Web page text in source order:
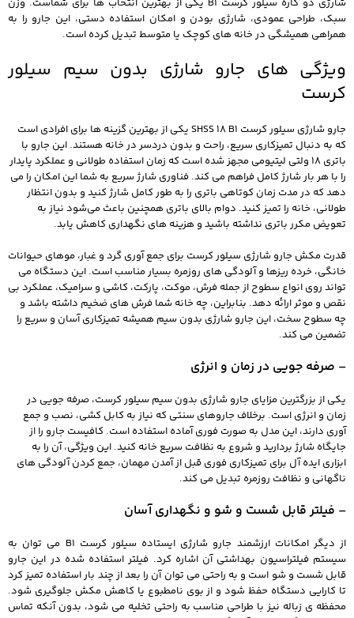
سبک، طراحی عمودی، شارژی بودن و امکان استفاده دستی، این جارو را به
همراهی همیشگی در خانه‌ های کوچک یا متوسط تبدیل کرده است.
ویژگی های جارو شارژی بدون سیم سیلور
کرست
جارو شارژی سیلور کرست SHSS 18 B1 یکی از بهترین گزینه‌ ها برای افرادی است
که به دنبال تمیزکاری سریع، راحت و بدون دردسر در خانه هستند. این جارو با
باتری 18 ولتی لیتیومی مجهز شده است که زمان استفاده طولانی و عملکرد پایدار
را با هر بار شارژ کامل فراهم می‌ کند. فناوری شارژ سریع به شما این امکان را می‌
دهد که در مدت زمان کوتاهی باتری را به طور کامل شارژ کنید و بدون انتظار
طولانی، خانه را تمیز کنید. دوام بالای باتری همچنین باعث می‌شود نیاز به
تعویض مکرر باتری نداشته باشید و هزینه‌ های نگهداری کاهش یابد.
قدرت مکش جارو شارژی سیلور کرست برای جمع‌ آوری گرد و غبار، موهای حیوانات
خانگی، خرده‌ ریزها و آلودگی‌ های روزمره بسیار مناسب است. این دستگاه می‌
تواند روی انواع سطوح از جمله فرش، موکت، پارکت، کاشی و سرامیک، عملکرد بی‌
نقص و موثر ارائه دهد. بنابراین، چه خانه شما فرش‌ های ضخیم داشته باشد و
چه سطوح سخت، این جارو شارژی بدون سیم همیشه تمیزکاری آسان و سریع را
تضمین می‌ کند.
– صرفه‌ جویی در زمان و انرژی
یکی از بزرگترین مزایای جارو شارژی بدون سیم سیلور کرست، صرفه‌ جویی در
زمان و انرژی است. برخلاف جاروهای سنتی که نیاز به کابل‌ کشی، نصب و جمع‌
آوری دارند، این مدل به صورت فوری آماده استفاده است. کافیست جارو را از
جایگاه شارژ بردارید و شروع به نظافت سریع خانه کنید. این ویژگی، آن را به
ابزاری ایده‌ آل برای تمیزکاری فوری قبل از آمدن مهمان، جمع کردن آلودگی‌ های
ناگهانی و نظافت روزمره تبدیل می‌ کند.
– فیلتر قابل شست‌ و شو و نگهداری آسان
از دیگر امکانات ارزشمند جارو شارژی ایستاده سیلور کرست B1 می‌ توان به
سیستم فیلتراسیون بهداشتی آن اشاره کرد. فیلتر استفاده‌ شده در این جارو
قابل شست‌ و شو است و به راحتی می‌ توان آن را بعد از چند بار استفاده تمیز کرد
تا کارایی دستگاه حفظ شود و از بوی نامطبوع یا کاهش مکش جلوگیری شود.
محفظه‌ ی زباله نیز با طراحی مناسب به راحتی تخلیه می‌ شود، بدون آنکه تماس